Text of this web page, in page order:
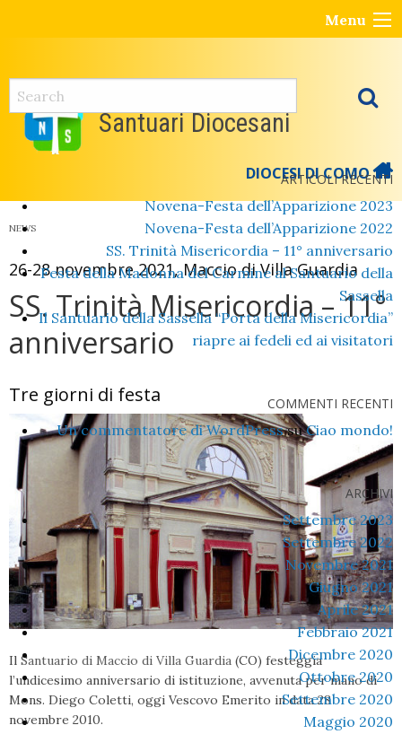
Menu
ARTICOLI RECENTI
Novena-Festa dell’Apparizione 2023
Novena-Festa dell’Apparizione 2022
SS. Trinità Misericordia – 11° anniversario
Festa della Madonna del Carmine al Santuario della
Sassella
Il Santuario della Sassella “Porta della Misericordia”
riapre ai fedeli ed ai visitatori
COMMENTI RECENTI
Un commentatore di WordPresssuCiao mondo!
ARCHIVI
Settembre 2023
Settembre 2022
Novembre 2021
Giugno 2021
Aprile 2021
Febbraio 2021
Dicembre 2020
Ottobre 2020
Settembre 2020
Maggio 2020
Santuari Diocesani
DIOCESI DI COMO
NEWS
26-28 novembre 2021, Maccio di Villa Guardia
SS. Trinità Misericordia – 11°
anniversario
Tre giorni di festa
Il Santuario di Maccio di Villa Guardia (CO) festeggia
l’undicesimo anniversario di istituzione, avvenuta per mano di
Mons. Diego Coletti, oggi Vescovo Emerito in data 28
novembre 2010.